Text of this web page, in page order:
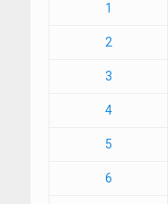
1
2
3
4
5
6